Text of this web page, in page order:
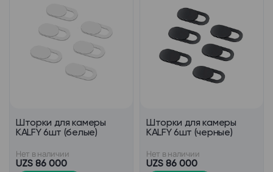
Шторки для камеры
KALFY 6шт (белые)
Нет в наличии
UZS 86 000
Шторки для камеры
KALFY 6шт (черные)
Нет в наличии
UZS 86 000